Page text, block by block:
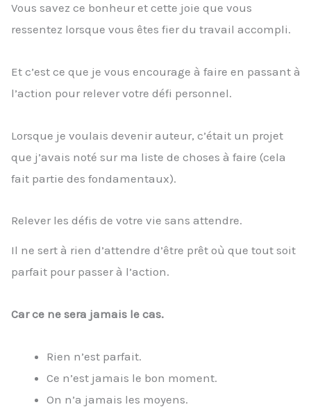
Vous savez ce bonheur et cette joie que vous
ressentez lorsque vous êtes fier du travail accompli.
Et c’est ce que je vous encourage à faire en passant à
l’action pour relever votre défi personnel.
Lorsque je voulais devenir auteur, c’était un projet
que j’avais noté sur ma liste de choses à faire (cela
fait partie des fondamentaux).
Relever les défis de votre vie sans attendre.
Il ne sert à rien d’attendre d’être prêt où que tout soit
parfait pour passer à l’action.
Car ce ne sera jamais le cas.
Rien n’est parfait.
Ce n’est jamais le bon moment.
On n’a jamais les moyens.